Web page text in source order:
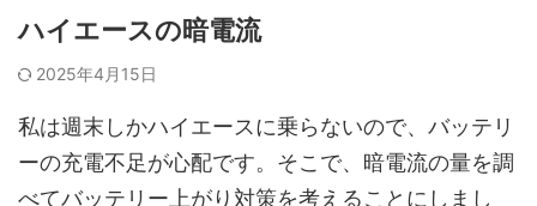
ハイエースの暗電流
2025年4月15日
私は週末しかハイエースに乗らないので、バッテリ
ーの充電不足が心配です。そこで、暗電流の量を調
べてバッテリー上がり対策を考えることにしまし